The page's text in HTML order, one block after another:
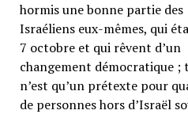
hormis une bonne partie des
Israéliens eux-mêmes, qui
7 octobre et qui rêvent d’un
changement démocratique ;
n’est qu’un prétexte pour
de personnes hors d’Israël